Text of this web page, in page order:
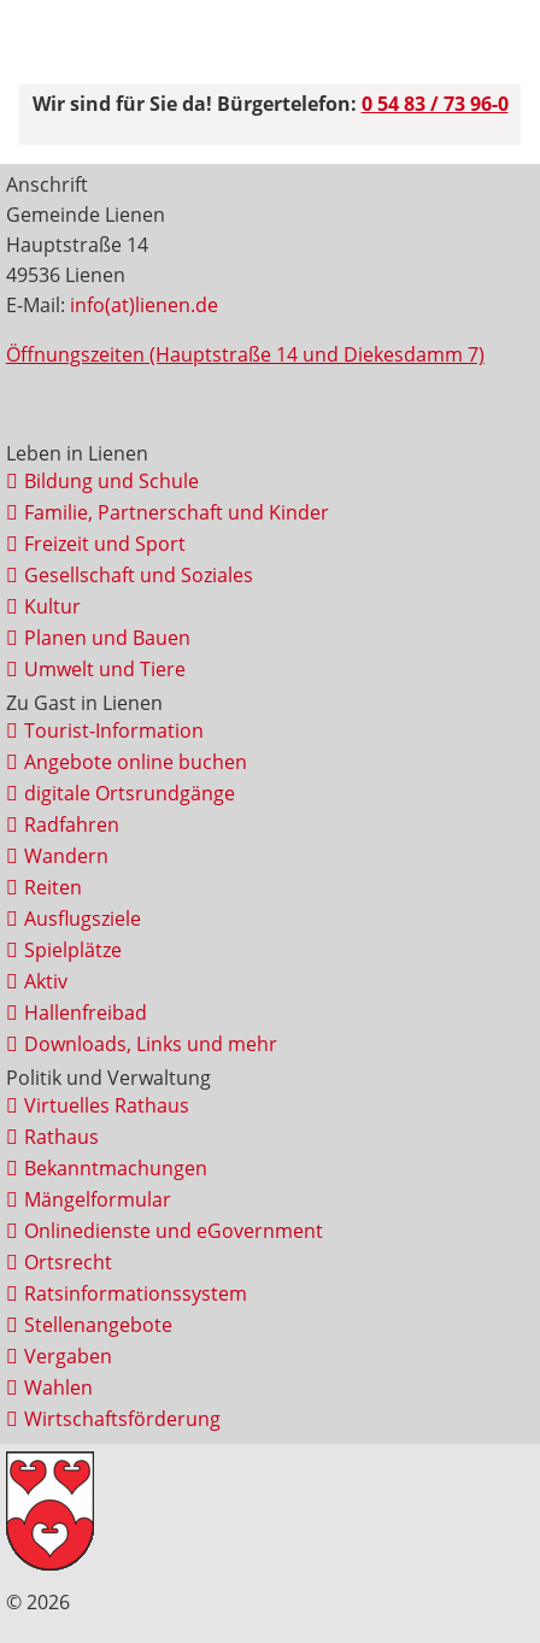
Wir sind für Sie da! Bürgertelefon: 0 54 83 / 73 96-0
Anschrift
Gemeinde Lienen
Hauptstraße 14
49536 Lienen
E-Mail: info(at)lienen.de
Öffnungszeiten (Hauptstraße 14 und Diekesdamm 7)
Leben in Lienen
Bildung und Schule
Familie, Partnerschaft und Kinder
Freizeit und Sport
Gesellschaft und Soziales
Kultur
Planen und Bauen
Umwelt und Tiere
Zu Gast in Lienen
Tourist-Information
Angebote online buchen
digitale Ortsrundgänge
Radfahren
Wandern
Reiten
Ausflugsziele
Spielplätze
Aktiv
Hallenfreibad
Downloads, Links und mehr
Politik und Verwaltung
Virtuelles Rathaus
Rathaus
Bekanntmachungen
Mängelformular
Onlinedienste und eGovernment
Ortsrecht
Ratsinformationssystem
Stellenangebote
Vergaben
Wahlen
Wirtschaftsförderung
© 2026